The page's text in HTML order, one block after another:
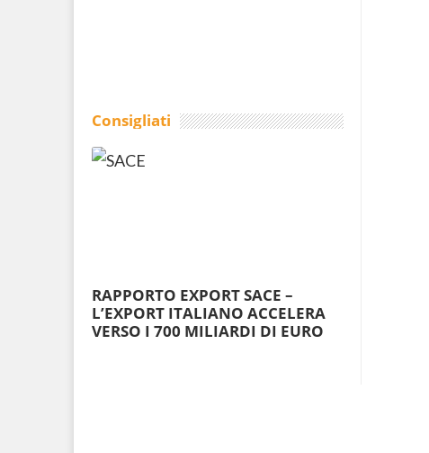
Consigliati
RAPPORTO EXPORT SACE –
L’EXPORT ITALIANO ACCELERA
VERSO I 700 MILIARDI DI EURO